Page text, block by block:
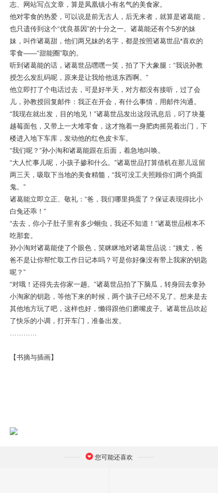
志、网站写点文章，算是凤凰镇小有名气的美食家。
他对零食的热爱，可以说是前无古人，后无来者，就算是诸葛能，
也只遗传到这个“优良基因”的十分之一。诸葛能还有个5岁的妹
妹，叫作诸葛甜，他们两兄妹的名字，都是按照诸葛世品*喜欢的
零食——“甜能圈”取的。
听到诸葛能的话，诸葛世品嘿嘿一笑，拍了下大象腿：“我说孙教
授怎么发乱码呢，原来是让我给他送东西啊。”
他立即打了个电话过去，可是好半天，对方都没有接听，过了会
儿，孙教授回复邮件：我正在开会，有什么事情，用邮件沟通。
“我现在就出发，目的地见！”诸葛世品发出这段讯息后，叼了块蔓
越莓面包，又带上一大堆零食，这才拖着一身肥肉摇晃着出门，下
楼进入地下车库，发动他的红色皮卡车。
“我们呢？”孙小淘和诸葛能跟在后面，着急地叫唤。
“大人忙事儿呢，小孩子掺和什么。”诸葛世品打算借机在那儿逗留
两三天，吸取下当地的美食精髓，“我可没工夫照顾你们两个捣蛋
鬼。”
诸葛能立即立正、敬礼：“爸，我们哪里捣蛋了？保证表现得比小
白兔还乖！”
“去去，你小子肚子里有多少蛔虫，我还不知道！”诸葛世品根本不
吃那套。
孙小淘对诸葛能使了个眼色，笑眯眯地对诸葛世品说：“姨丈，爸
爸不是让你帮忙取工作日记本吗？可是你好像没有带上我家的钥匙
呢？”
“对哦！还得先去你家一趟。”诸葛世品拍了下脑瓜，转身回去拿孙
小淘家的钥匙，等他下来的时候，两个孩子已经不见了。想来是去
其他地方玩了吧，这样也好，懒得跟他们磨嘴皮子。诸葛世品吹起
了快乐的小调，打开车门，准备出发。
【书摘与插画】
您可能还喜欢